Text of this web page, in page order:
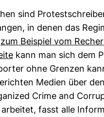
sind
in denen das
zum Bei­spiel vom
kann man sich dem
ohne Grenzen
Medien über
Crime and
arbeitet, fasst alle